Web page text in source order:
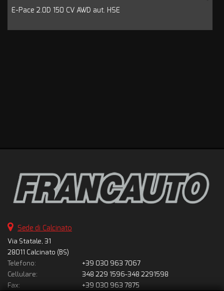
E-Pace 2.0D 150 CV AWD aut. HSE
Sede di Calcinato
Via Statale, 31
28011 Calcinato (BS)
Telefono:
+39 030 963 7067
Cellulare:
348 229 1596-348 2291598
Fax:
+39 030 963 7875